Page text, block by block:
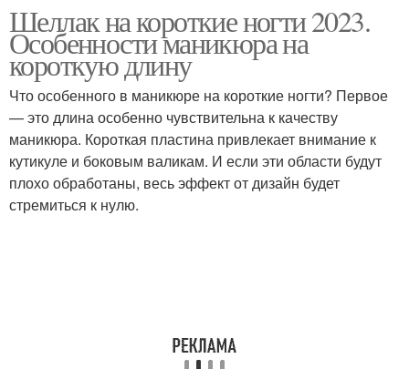
Ногти с цветами Кисть на ногтях
Разводы на ногтях Ногти с точками
Шеллак на короткие ногти 2023.
Особенности маникюра на
короткую длину
Что особенного в маникюре на короткие ногти? Первое
— это длина особенно чувствительна к качеству
маникюра. Короткая пластина привлекает внимание к
кутикуле и боковым валикам. И если эти области будут
плохо обработаны, весь эффект от дизайн будет
стремиться к нулю.